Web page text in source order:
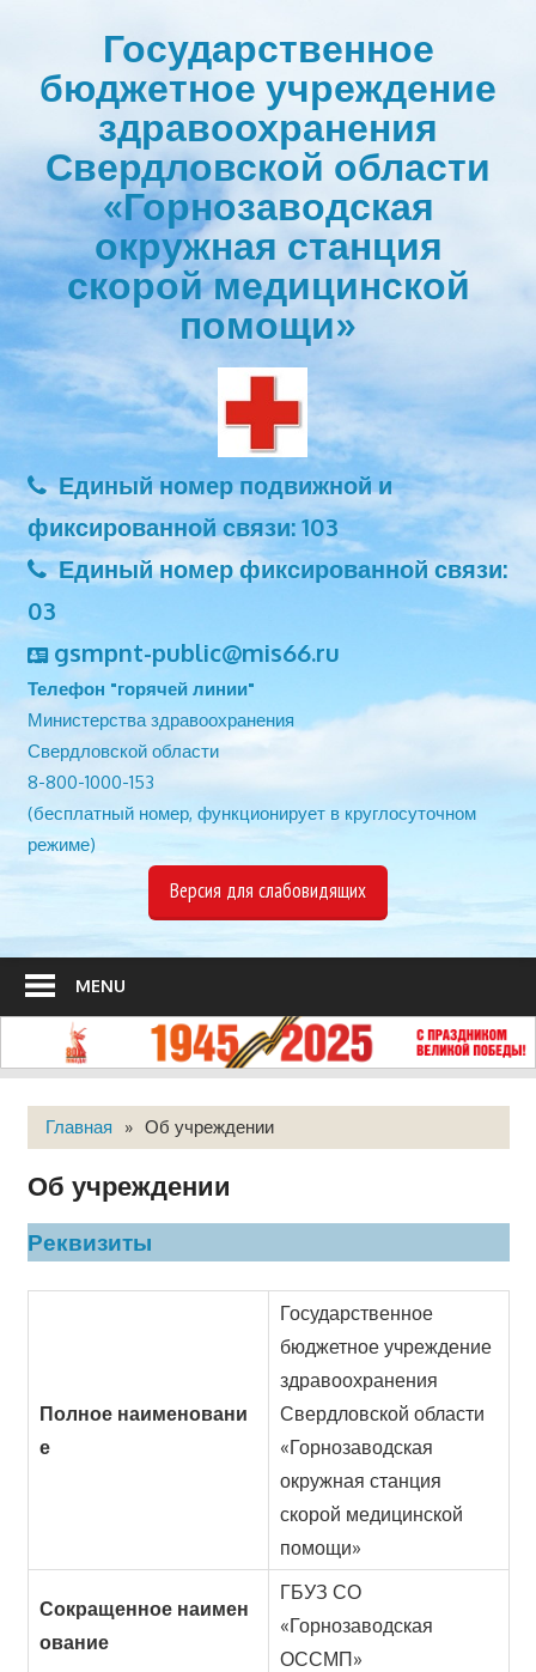
содержимому
Государственное
бюджетное учреждение
здравоохранения
Свердловской области
«Горнозаводская
окружная станция
скорой медицинской
помощи»
Единый номер подвижной и
фиксированной связи: 103
Единый номер фиксированной связи:
03
gsmpnt-public@mis66.ru
Телефон "горячей линии"
Министерства здравоохранения
Свердловской области
8-800-1000-153
(бесплатный номер, функционирует в круглосуточном
режиме)
Версия для слабовидящих
MENU
Главная » Об учреждении
Об учреждении
Реквизиты
Полное наименовани
е
Государственное
бюджетное учреждение
здравоохранения
Свердловской области
«Горнозаводская
окружная станция
скорой медицинской
помощи»
Сокращенное наимен
ование
ГБУЗ СО
«Горнозаводская
ОССМП»